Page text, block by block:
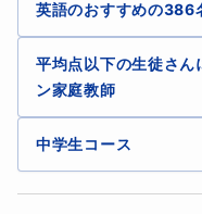
【自習スケジュー
①日々の学習スケジュ
提案
②勉強習慣を身につけ
英語のおすすめの386
平均点以下の生徒さ
ン家庭教師
中学生コース